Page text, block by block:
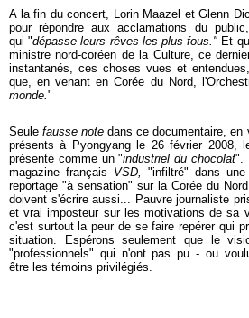
A la fin du concert, Lorin Maazel et Glenn
pour répondre aux acclamations du
qui "dépasse leurs rêves les plus fous." Et
ministre nord-coréen de la Culture, ce
instantanés, ces choses vues et
que, en venant en Corée du Nord,
monde."
Seulefausse note dans ce documentaire, en
présents à Pyongyang le 26 février 2008,
présenté comme un "industriel du chocolat".
magazine français VSD, "infiltré" dans
reportage "à sensation" sur la Corée du
doivent s'écrire aussi... Pauvre journaliste
et vrai imposteur sur les motivations de sa
c'est surtout la peur de se faire repérer qui
situation. Espérons seulement que le
"professionnels" qui n'ont pas pu - ou
être les témoins privilégiés.